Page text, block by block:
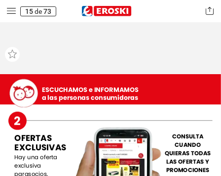
15de73
CONSULTA
CUANDO
QUIERASTODAS
LASOFERTASY
PROMOCIONES
Hayuna oferta
exclusiva
parasocios,
OFERTAS
EXCLUSIVAS
2
ESCUCHAMOSeINFORMAMOS
alaspersonasconsumidoras